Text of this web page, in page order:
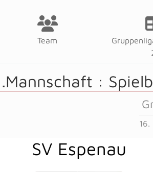
Team
:
16.
SV Espenau